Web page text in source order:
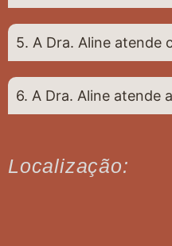
5. A Dra. Aline atende
6. A Dra. Aline atende
Localização: